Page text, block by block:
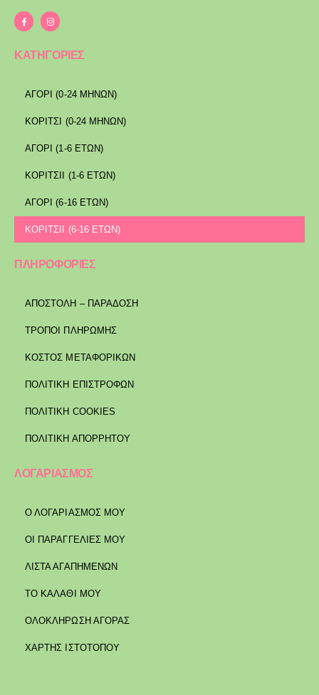
ΚΑΤΗΓΟΡΙΕΣ
ΑΓΟΡΙ (0-24 ΜΗΝΩΝ)
ΚΟΡΙΤΣΙ (0-24 ΜΗΝΩΝ)
ΑΓΟΡΙ (1-6 ΕΤΩΝ)
ΚΟΡΙΤΣΙΙ (1-6 ΕΤΩΝ)
ΑΓΟΡΙ (6-16 ΕΤΩΝ)
ΚΟΡΙΤΣΙΙ (6-16 ΕΤΩΝ)
ΠΛΗΡΟΦΟΡΙΕΣ
ΑΠΟΣΤΟΛΉ – ΠΑΡΆΔΟΣΗ
ΤΡΌΠΟΙ ΠΛΗΡΩΜΉΣ
ΚΌΣΤΟΣ ΜΕΤΑΦΟΡΙΚΏΝ
ΠΟΛΙΤΙΚΉ ΕΠΙΣΤΡΟΦΏΝ
ΠΟΛΙΤΙΚΉ COOKIES
ΠΟΛΙΤΙΚΉ ΑΠΟΡΡΉΤΟΥ
ΛΟΓΑΡΙΑΣΜΟΣ
Ο ΛΟΓΑΡΙΑΣΜΟΣ ΜΟΥ
ΟΙ ΠΑΡΑΓΓΕΛΙΕΣ ΜΟΥ
ΛΙΣΤΑ ΑΓΑΠΗΜΕΝΩΝ
ΤΟ ΚΑΛΑΘΙ ΜΟΥ
ΟΛΟΚΛΗΡΩΣΗ ΑΓΟΡΑΣ
ΧΑΡΤΗΣ ΙΣΤΟΤΟΠΟΥ